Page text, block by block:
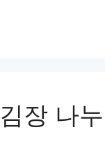
장 나